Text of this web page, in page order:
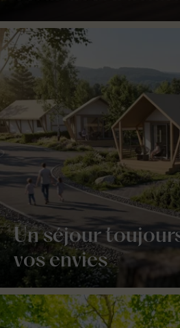
Un séjour
vos envies